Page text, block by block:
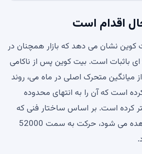
اقدام است
کوین نشان می دهد که بازار همچنان در
ای باثبات است. بیت کوین پس از ناکامی
میانگین متحرک اصلی در ماه می، روند
است که آن را به انتهای محدوده
کرده است. بر اساس ساختار فنی که
در نمودار روزانه مشاهده می شود، حرکت به سمت 52000